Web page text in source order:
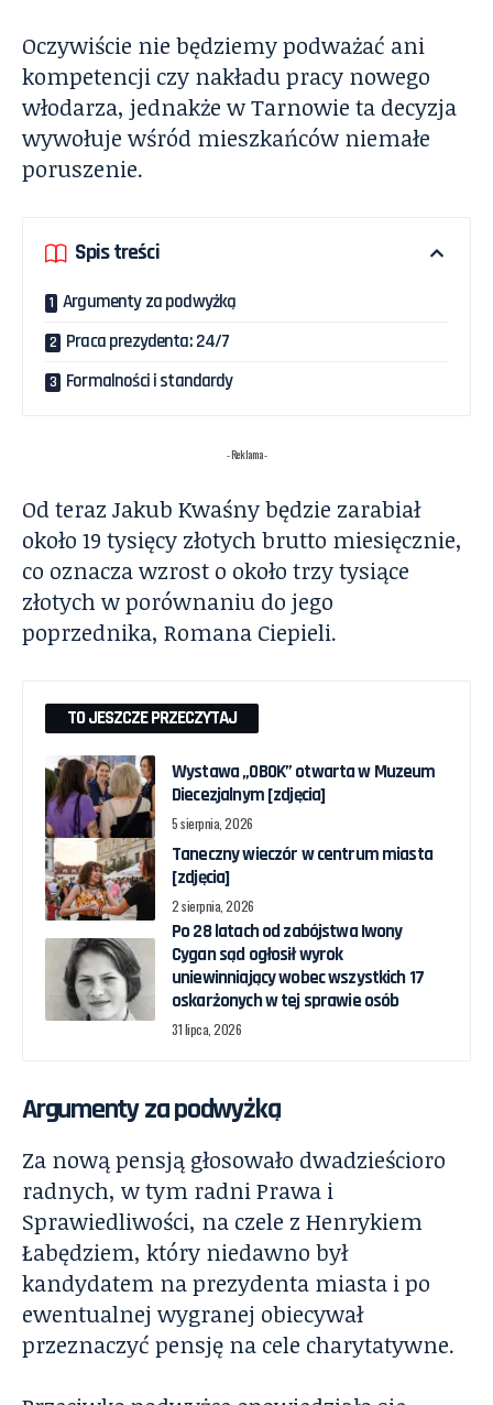
Oczywiście nie będziemy podważać ani
kompetencji czy nakładu pracy nowego
włodarza, jednakże w Tarnowie ta decyzja
wywołuje wśród mieszkańców niemałe
poruszenie.
Spis treści
Argumenty za podwyżką
Praca prezydenta: 24/7
Formalności i standardy
- Reklama -
Od teraz Jakub Kwaśny będzie zarabiał
około 19 tysięcy złotych brutto miesięcznie,
co oznacza wzrost o około trzy tysiące
złotych w porównaniu do jego
poprzednika, Romana Ciepieli.
TO JESZCZE PRZECZYTAJ
Wystawa „OBOK” otwarta w Muzeum
Diecezjalnym [zdjęcia]
5 sierpnia, 2026
Taneczny wieczór w centrum miasta
[zdjęcia]
2 sierpnia, 2026
Po 28 latach od zabójstwa Iwony
Cygan sąd ogłosił wyrok
uniewinniający wobec wszystkich 17
oskarżonych w tej sprawie osób
31 lipca, 2026
Argumenty za podwyżką
Za nową pensją głosowało dwadzieścioro
radnych, w tym radni Prawa i
Sprawiedliwości, na czele z Henrykiem
Łabędziem, który niedawno był
kandydatem na prezydenta miasta i po
ewentualnej wygranej obiecywał
przeznaczyć pensję na cele charytatywne.